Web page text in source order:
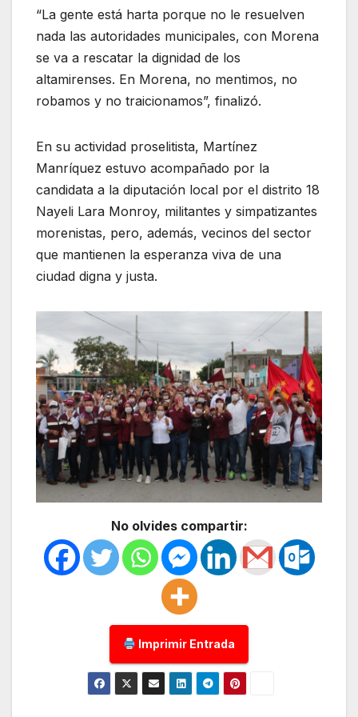
“La gente está harta porque no le resuelven
nada las autoridades municipales, con Morena
se va a rescatar la dignidad de los
altamirenses. En Morena, no mentimos, no
robamos y no traicionamos”, finalizó.
En su actividad proselitista, Martínez
Manríquez estuvo acompañado por la
candidata a la diputación local por el distrito 18
Nayeli Lara Monroy, militantes y simpatizantes
morenistas, pero, además, vecinos del sector
que mantienen la esperanza viva de una
ciudad digna y justa.
No olvides compartir:
Imprimir Entrada